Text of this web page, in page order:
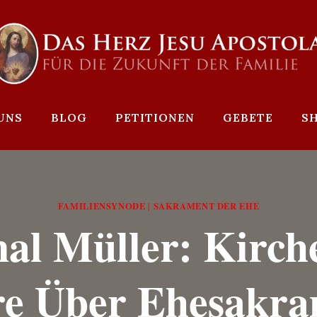
BLOG PETITIONEN GEBETE
FAMILIENSYNODE | SAKRAMENT DER EHE
Müller:
Über